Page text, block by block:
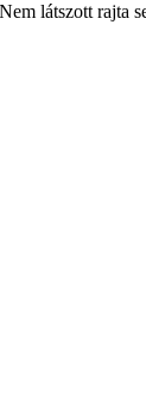
látszott